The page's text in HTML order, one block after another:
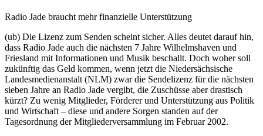
Radio Jade braucht mehr finanzielle Unterstützung
(ub) Die Lizenz zum Senden scheint sicher. Alles deutet darauf hin,
dass Radio Jade auch die nächsten 7 Jahre Wilhelmshaven und
Friesland mit Informationen und Musik beschallt. Doch woher soll
zukünftig das Geld kommen, wenn jetzt die Niedersächsische
Landesmedienanstalt (NLM) zwar die Sendelizenz für die nächsten
sieben Jahre an Radio Jade vergibt, die Zuschüsse aber drastisch
kürzt? Zu wenig Mitglieder, Förderer und Unterstützung aus Politik
und Wirtschaft – diese und andere Sorgen standen auf der
Tagesordnung der Mitgliederversammlung im Februar 2002.